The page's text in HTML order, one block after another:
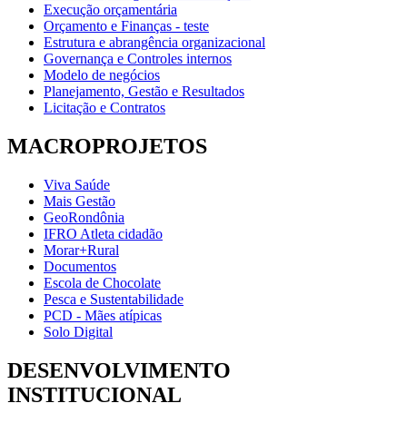
Execução orçamentária
Orçamento e Finanças - teste
Estrutura e abrangência organizacional
Governança e Controles internos
Modelo de negócios
Planejamento, Gestão e Resultados
Licitação e Contratos
MACROPROJETOS
Viva Saúde
Mais Gestão
GeoRondônia
IFRO Atleta cidadão
Morar+Rural
Documentos
Escola de Chocolate
Pesca e Sustentabilidade
PCD - Mães atípicas
Solo Digital
DESENVOLVIMENTO
INSTITUCIONAL